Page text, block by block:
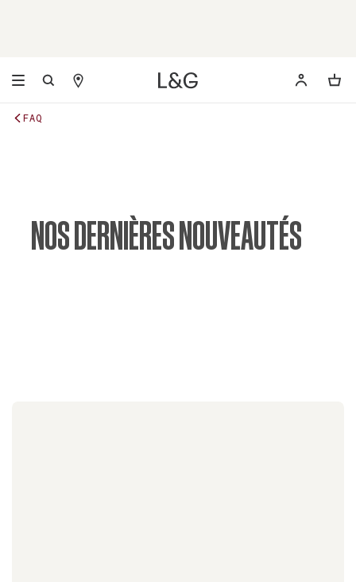
FAQ
NOS DERNIÈRES NOUVEAUTÉS